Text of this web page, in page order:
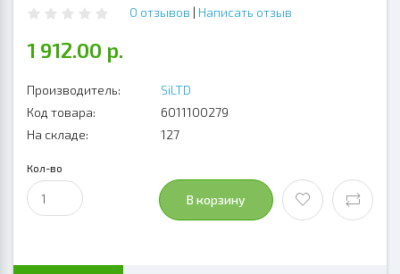
0 отзывов | Написать отзыв
1 912.00 р.
Производитель:
SiLTD
Код товара:
6011100279
На складе:
127
Кол-во
В корзину